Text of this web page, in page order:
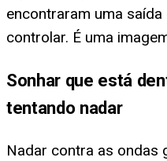
encontraram uma
controlar. É uma
Sonhar que está
tentando nadar
Nadar contra as ondas